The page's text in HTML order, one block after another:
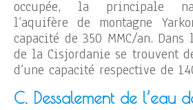
occupée, la principale
l’aquifère de montagne
capacité de 350 MMC/an.
de la Cisjordanie se trouvent
d’une capacité respective de
C. Dessalement de l’eau